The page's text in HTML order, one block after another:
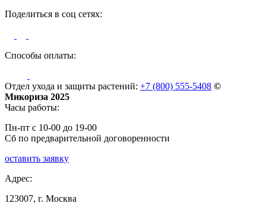
Поделиться в соц сетях:
Способы оплаты:
Отдел ухода и защиты растений: +7 (800) 555-5408 ©
Микориза 2025
Часы работы:
Пн-пт с 10-00 до 19-00
Сб по предварительной договоренности
оставить заявку
Адрес:
123007, г. Москва